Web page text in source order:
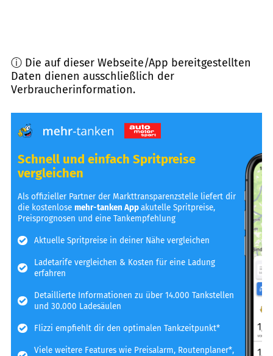
ⓘ Die auf dieser Webseite/App bereitgestellten
Daten dienen ausschließlich der
Verbraucherinformation.
Schnell und einfach Spritpreise
vergleichen
Als offizieller Partner der Markttransparenzstelle liefert dir
die kostenlosemehr-tanken Appakutelle Spritpreise,
Preisprognosen und eine Tankempfehlung
Aktuelle Spritpreise in deiner Nähe vergleichen
Ladetarife vergleichen & Kosten für eine Ladung
erfahren
Detaillierte Informationen zu über 14.000 Tankstellen
und 30.000 Ladesäulen
Flizzi empfiehlt dir den optimalen Tankzeitpunkt*
Viele weitere Features wie Preisalarm, Routenplaner*,